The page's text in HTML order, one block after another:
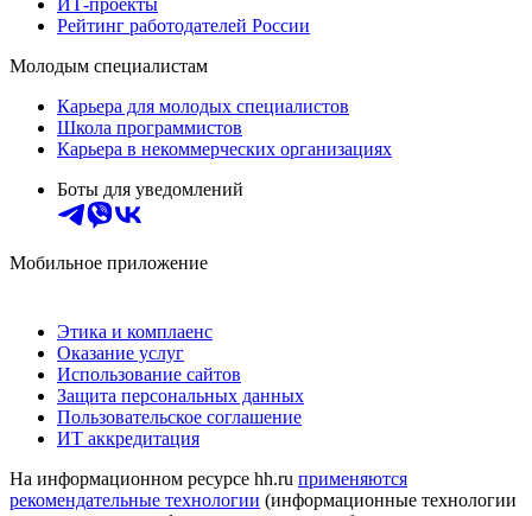
Рейтинг работодателей России
Молодым специалистам
Карьера для молодых специалистов
Школа программистов
Карьера в некоммерческих организациях
Боты для уведомлений
Мобильное приложение
Этика и комплаенс
Оказание услуг
Использование сайтов
Защита персональных данных
Пользовательское соглашение
ИТ аккредитация
На информационном ресурсе hh.ru применяются
рекомендательные технологии (информационные технологии